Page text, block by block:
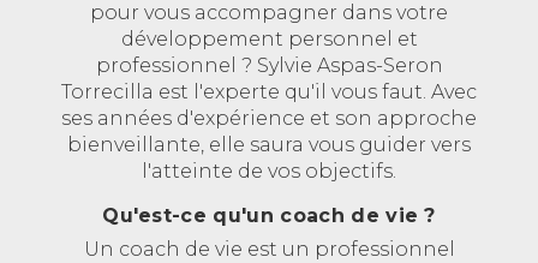
pour vous accompagner dans votre
développement personnel et
professionnel ? Sylvie Aspas-Seron
Torrecilla est l'experte qu'il vous faut. Avec
ses années d'expérience et son approche
bienveillante, elle saura vous guider vers
l'atteinte de vos objectifs.
Qu'est-ce qu'un coach de vie ?
Un coach de vie est un professionnel